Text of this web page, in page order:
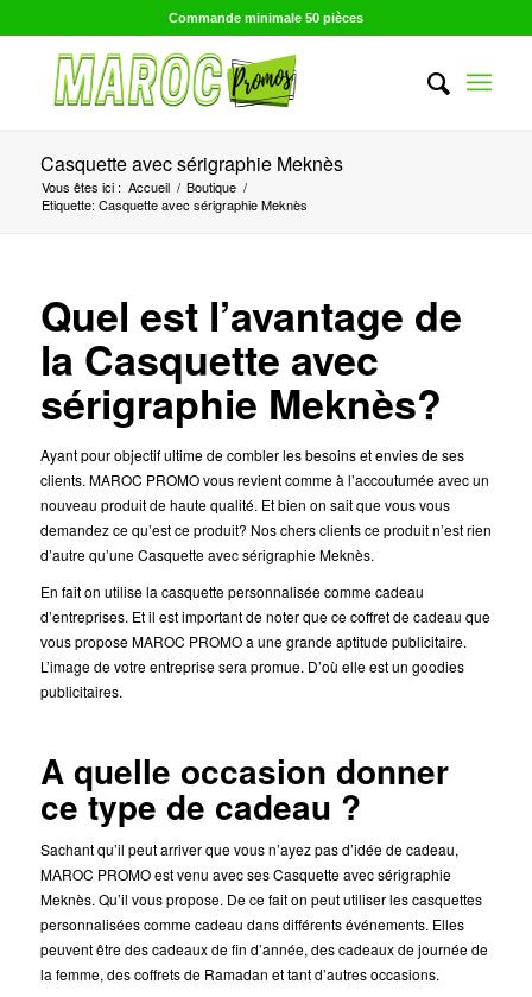
Commande minimale 50 pièces
Casquette avec sérigraphie Meknès
Vous êtes ici : Accueil / Boutique /
Etiquette: Casquette avec sérigraphie Meknès
Quel est l’avantage de
la Casquette avec
sérigraphie Meknès?
Ayant pour objectif ultime de combler les besoins et envies de ses
clients. MAROC PROMO vous revient comme à l’accoutumée avec un
nouveau produit de haute qualité. Et bien on sait que vous vous
demandez ce qu’est ce produit? Nos chers clients ce produit n’est rien
d’autre qu’une Casquette avec sérigraphie Meknès.
En fait on utilise la casquette personnalisée comme cadeau
d’entreprises. Et il est important de noter que ce coffret de cadeau que
vous propose MAROC PROMO a une grande aptitude publicitaire.
L’image de votre entreprise sera promue. D’où elle est un goodies
publicitaires.
A quelle occasion donner
ce type de cadeau ?
Sachant qu’il peut arriver que vous n’ayez pas d’idée de cadeau,
MAROC PROMO est venu avec ses Casquette avec sérigraphie
Meknès. Qu’il vous propose. De ce fait on peut utiliser les casquettes
personnalisées comme cadeau dans différents événements. Elles
peuvent être des cadeaux de fin d’année, des cadeaux de journée de
la femme, des coffrets de Ramadan et tant d’autres occasions.